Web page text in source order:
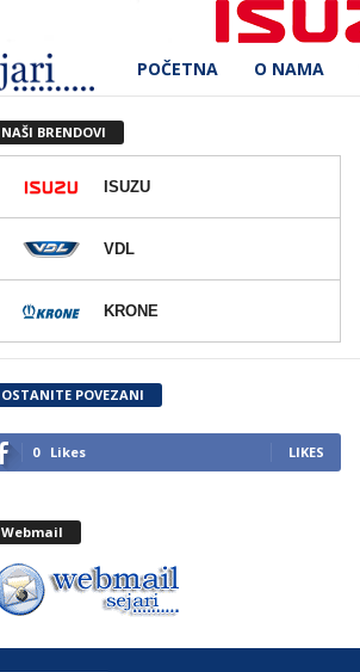
e
r
d
.
o
.
POČETNA O NAMA
NAŠI BRENDOVI
ISUZU
VDL
KRONE
OSTANITE POVEZANI
0 Likes LIKES
Webmail